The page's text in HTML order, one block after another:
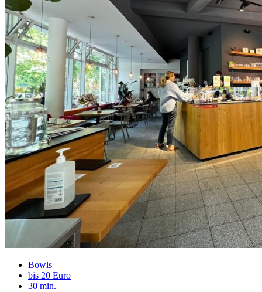
Bowls
bis 20 Euro
30 min.